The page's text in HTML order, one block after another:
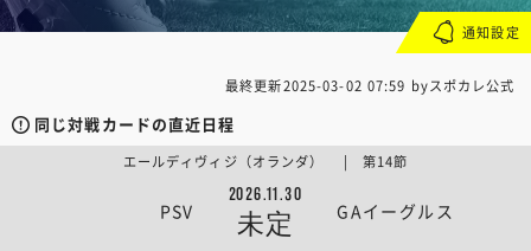
最終更新2025-03-02 07:59 byスポカレ公式
同じ対戦カードの直近日程
PSV
2026.11.30
未定 GAイーグルス
エールディヴィジ（オランダ） | 第14節
通知設定